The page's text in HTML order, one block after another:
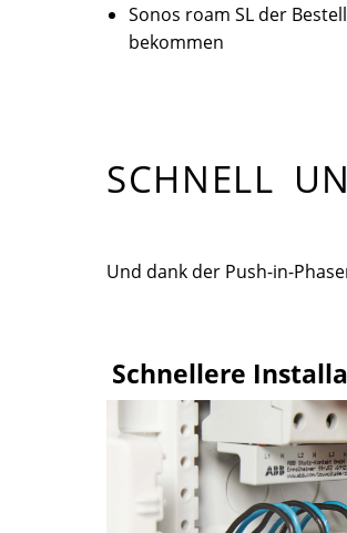
Sonos roam SL der
bekommen
SCHNELL
Und dank der Push-in-
Schnellere